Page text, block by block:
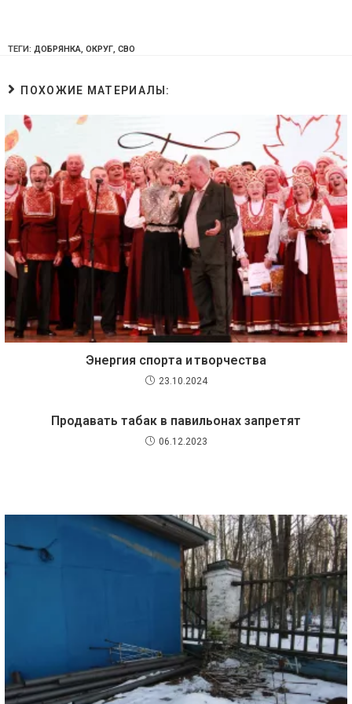
ТЕГИ: ДОБРЯНКА, ОКРУГ, СВО
ПОХОЖИЕ МАТЕРИАЛЫ:
Энергия спорта и творчества
23.10.2024
Продавать табак в павильонах запретят
06.12.2023